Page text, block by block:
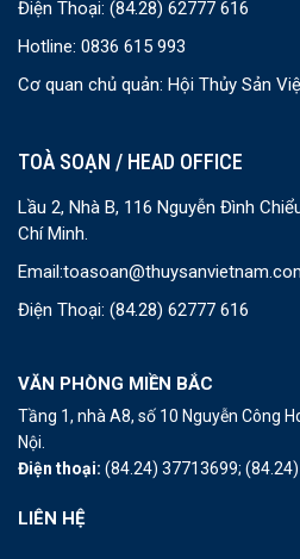
Điện Thoại: (84.28) 62777 616
Hotline: 0836 615 993
Cơ quan chủ quản: Hội Thủy Sản
TOÀ SOẠN / HEAD OFFICE
Lầu 2, Nhà B, 116 Nguyễn Đình
Chí Minh.
Email:
Điện Thoại: (84.28) 62777 616
VĂN PHÒNG MIỀN BẮC
Tầng 1, nhà A8, số 10 Nguyễn Công
Nội.
Điện thoại: (84.24) 37713699;
LIÊN HỆ